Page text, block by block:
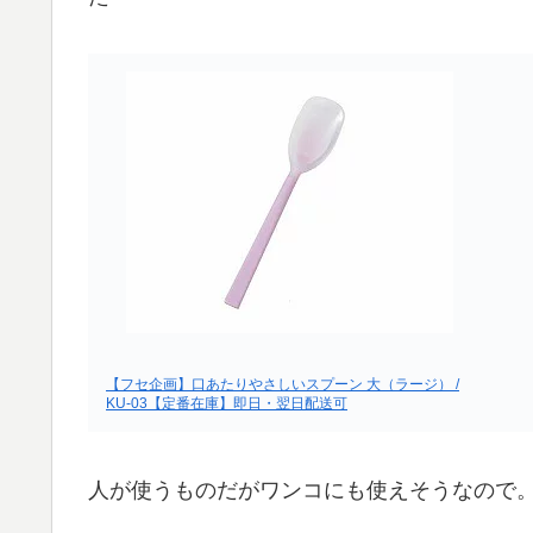
【フセ企画】口あたりやさしいスプーン 大（ラージ） /
KU-03【定番在庫】即日・翌日配送可
人が使うものだがワンコにも使えそうなので